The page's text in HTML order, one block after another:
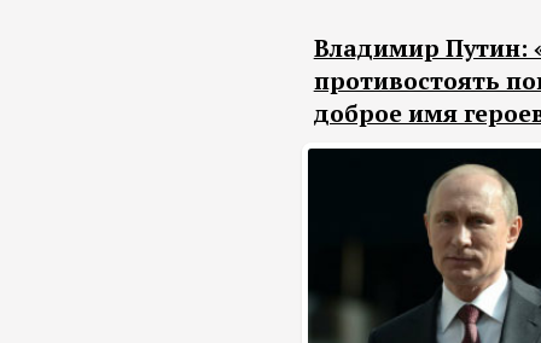
Владимир Путин:
противостоять
доброе имя